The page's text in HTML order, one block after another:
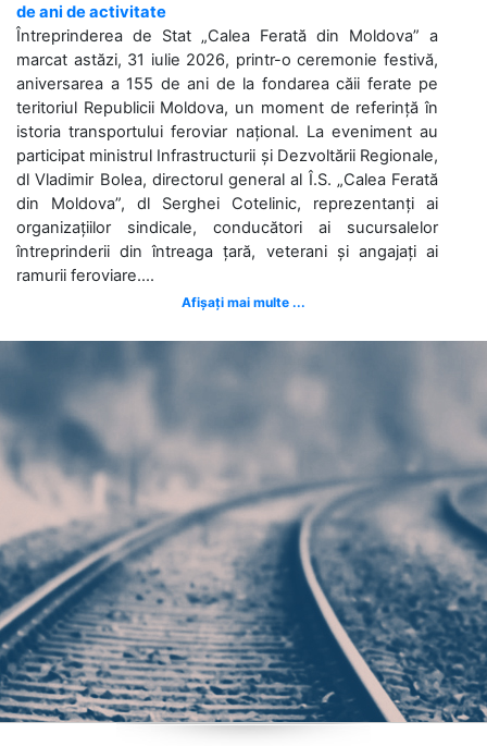
de ani de activitate
Întreprinderea de Stat „Calea Ferată din Moldova” a
marcat astăzi, 31 iulie 2026, printr-o ceremonie festivă,
aniversarea a 155 de ani de la fondarea căii ferate pe
teritoriul Republicii Moldova, un moment de referință în
istoria transportului feroviar național. La eveniment au
participat ministrul Infrastructurii și Dezvoltării Regionale,
dl Vladimir Bolea, directorul general al Î.S. „Calea Ferată
din Moldova”, dl Serghei Cotelinic, reprezentanți ai
organizațiilor sindicale, conducători ai sucursalelor
întreprinderii din întreaga țară, veterani și angajați ai
ramurii feroviare....
Afișați mai multe ...